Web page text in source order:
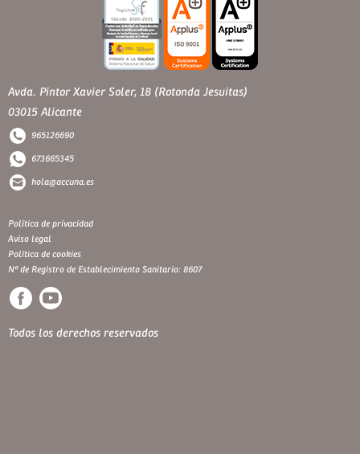
Avda. Pintor Xavier Soler, 18 (Rotonda Jesuitas)
03015 Alicante
965126690
673665345
hola@accuna.es
Política de privacidad
Aviso legal
Política de cookies
Nº de Registro de Establecimiento Sanitario: 8607
Todos los derechos reservados